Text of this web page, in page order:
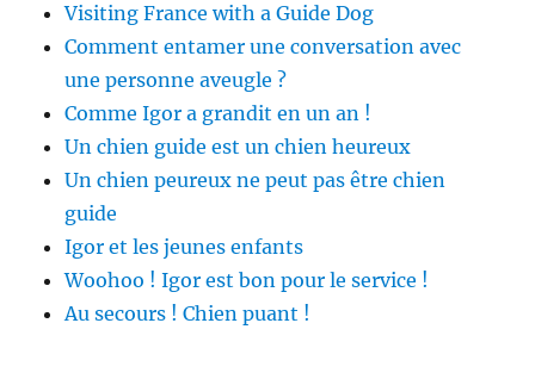
Visiting France with a Guide Dog
Comment entamer une conversation avec
une personne aveugle ?
Comme Igor a grandit en un an !
Un chien guide est un chien heureux
Un chien peureux ne peut pas être chien
guide
Igor et les jeunes enfants
Woohoo ! Igor est bon pour le service !
Au secours ! Chien puant !